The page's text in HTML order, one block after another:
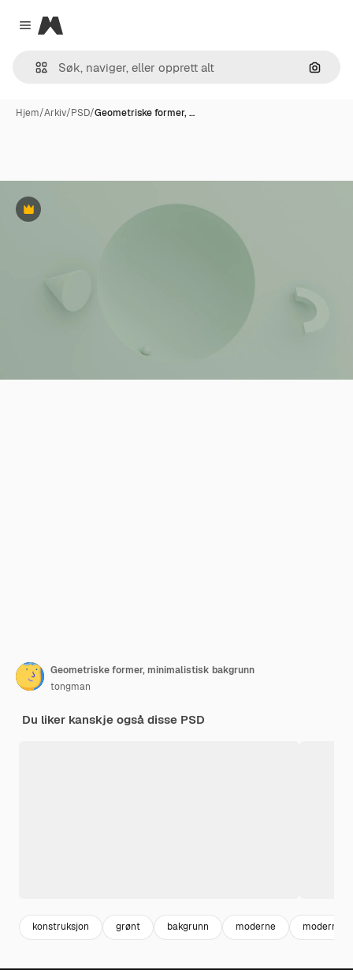
Close menu
Magnific
Søk
Hjem/Arkiv/PSD/Geometriske former, …
Premium
Geometriske former, minimalistisk bakgrunn
tongman
Du liker kanskje også disse PSD
konstruksjon grønt bakgrunn moderne moderne